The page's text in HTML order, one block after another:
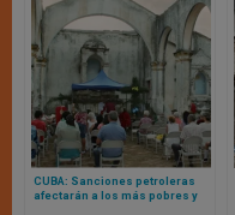
CUBA: Sanciones petroleras
afectarán a los más pobres y